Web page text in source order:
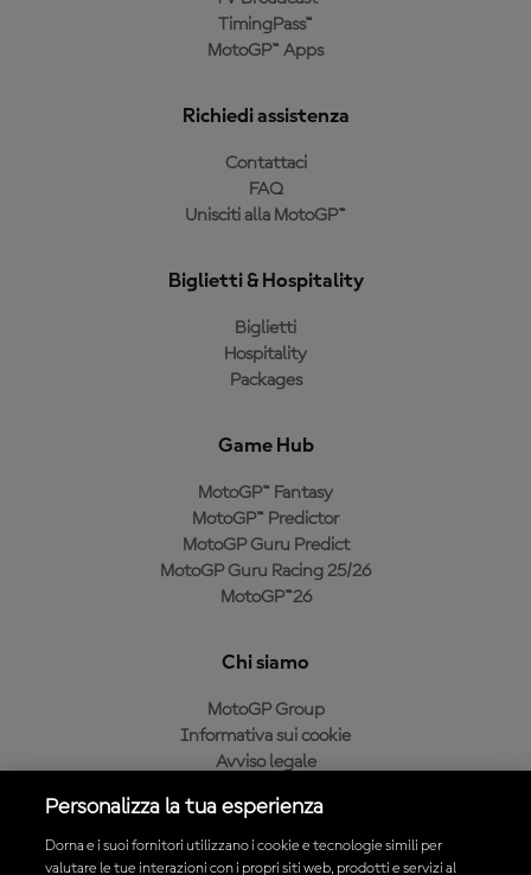
TimingPass™
MotoGP™ Apps
Richiedi assistenza
Contattaci
FAQ
Unisciti alla MotoGP™
Biglietti & Hospitality
Biglietti
Hospitality
Packages
Game Hub
MotoGP™ Fantasy
MotoGP™ Predictor
MotoGP Guru Predict
MotoGP Guru Racing 25/26
MotoGP™26
Chi siamo
MotoGP Group
Informativa sui cookie
Avviso legale
Condizioni di acquisto
Personalizza la tua esperienza
Dorna e i suoi fornitori utilizzano i cookie e tecnologie simili per
valutare le tue interazioni con i propri siti web, prodotti e servizi al